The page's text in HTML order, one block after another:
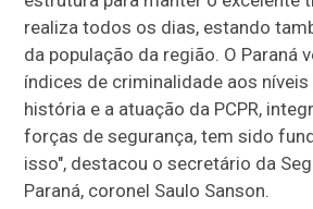
realiza todos os dias, estando
da população da região. O Paraná
índices de criminalidade aos
história e a atuação da PCPR,
forças de segurança, tem sido
isso", destacou o secretário da
Paraná, coronel Saulo Sanson.